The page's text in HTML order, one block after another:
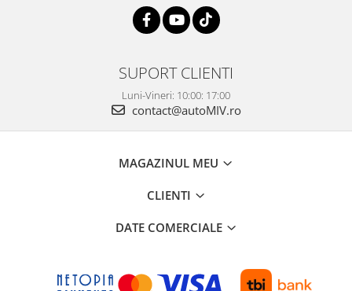
SUPORT CLIENTI
Luni-Vineri: 10:00: 17:00
contact@autoMIV.ro
MAGAZINUL MEU
CLIENTI
DATE COMERCIALE